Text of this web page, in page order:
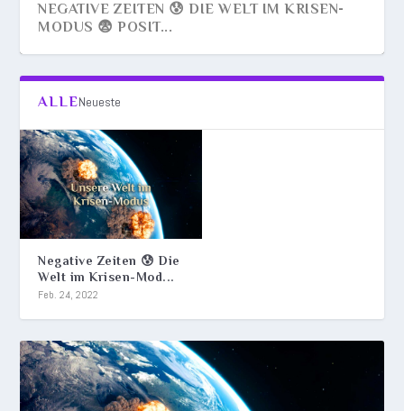
NEGATIVE ZEITEN 😰 DIE WELT IM KRISEN-
MODUS 😨 POSIT...
ALLENeueste
Negative Zeiten 😰 Die
Welt im Krisen-Mod...
Feb. 24, 2022